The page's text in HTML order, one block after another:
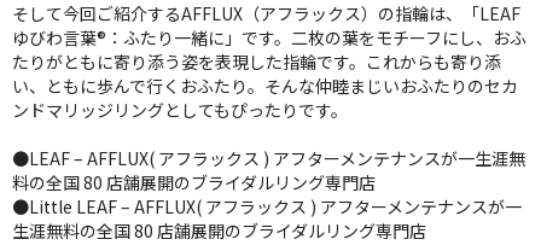
そして今回ご紹介するAFFLUX（アフラックス）の指輪は、「LEAF
ゆびわ言葉®︎：ふたり一緒に」です。二枚の葉をモチーフにし、おふ
たりがともに寄り添う姿を表現した指輪です。これからも寄り添
い、ともに歩んで行くおふたり。そんな仲睦まじいおふたりのセカ
ンドマリッジリングとしてもぴったりです。
●LEAF – AFFLUX( アフラックス ) アフターメンテナンスが一生涯無
料の全国 80 店舗展開のブライダルリング専門店
●Little LEAF – AFFLUX( アフラックス ) アフターメンテナンスが一
生涯無料の全国 80 店舗展開のブライダルリング専門店